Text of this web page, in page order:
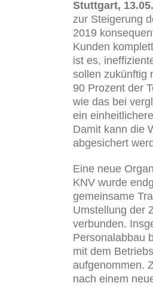
Stuttgart,
zur Steigerung
2019
Kunden
ist es,
sollen zukünftig
90 Prozent der
wie das bei
ein
Damit kann die
abgesichert
Eine neue
KNV wurde
gemeinsame
Umstellung der
verbunden.
Personalabbau
mit dem
aufgenommen.
nach einem